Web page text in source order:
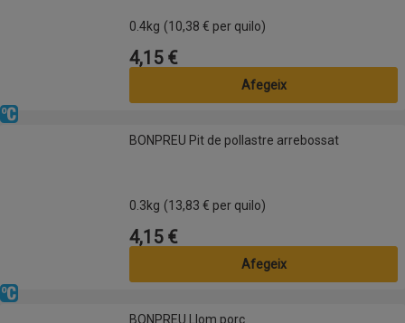
0.4kg (10,38 € per quilo)
Preu
4,15 €
Afegeix
BONPREU Pit de pollastre arrebossat
Refrigerat
BONPREU Pit de pollastre arrebossat
0.3kg (13,83 € per quilo)
Preu
4,15 €
Afegeix
Refrigerat
BONPREU Llom porc